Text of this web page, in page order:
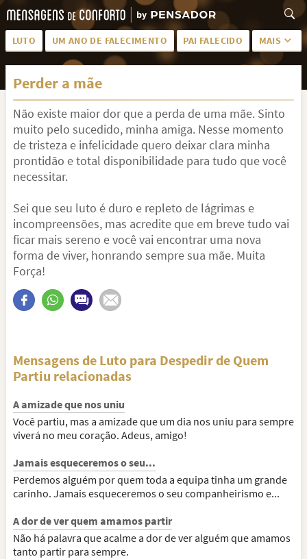
LUTO UM ANO DE FALECIMENTO PAI FALECIDO MAIS
LUTO PARA AMIGA PALAVRAS
PÊSAMES PARA AMIGA DESCANSE EM PAZ
MEUS SENTIMENTOS PÊSAMES PARA AMIGO
FRASES DE LUTO PARA AMIGO FIM DE NAMORO
Perder a mãe
Não existe maior dor que a perda de uma mãe. Sinto
muito pelo sucedido, minha amiga. Nesse momento
de tristeza e infelicidade quero deixar clara minha
prontidão e total disponibilidade para tudo que você
necessitar.
Sei que seu luto é duro e repleto de lágrimas e
incompreensões, mas acredite que em breve tudo vai
ficar mais sereno e você vai encontrar uma nova
forma de viver, honrando sempre sua mãe. Muita
Força!
Mensagens de Luto para Despedir de Quem
Partiu relacionadas
A amizade que nos uniu
Você partiu, mas a amizade que um dia nos uniu para sempre
viverá no meu coração. Adeus, amigo!
Jamais esqueceremos o seu...
Perdemos alguém por quem toda a equipa tinha um grande
carinho. Jamais esqueceremos o seu companheirismo e...
A dor de ver quem amamos partir
Não há palavra que acalme a dor de ver alguém que amamos
tanto partir para sempre.